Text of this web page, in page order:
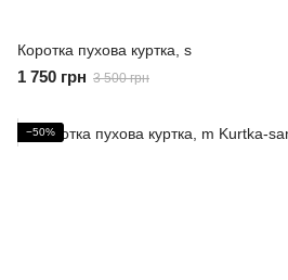
Коротка пухова куртка, s
1 750 грн 3 500 грн
−50%